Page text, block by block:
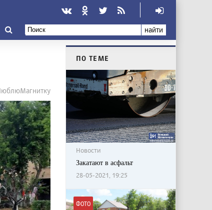
найти
ПО ТЕМЕ
Новости
Закатают в асфальт
28-05-2021, 19:25
ФОТО